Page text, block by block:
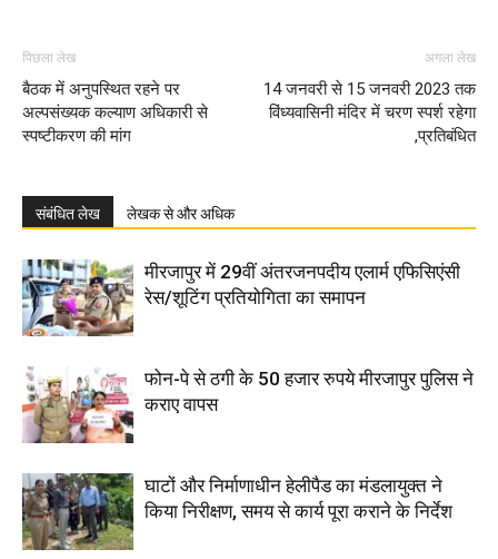
पिछला लेख
बैठक में अनुपस्थित रहने पर
अल्पसंख्यक कल्याण अधिकारी से
स्पष्टीकरण की मांग
अगला लेख
14 जनवरी से 15 जनवरी 2023 तक
विंध्यवासिनी मंदिर में चरण स्पर्श रहेगा
,प्रतिबंधित
संबंधित लेख लेखक से और अधिक
मीरजापुर में 29वीं अंतरजनपदीय एलार्म एफिसिएंसी
रेस/शूटिंग प्रतियोगिता का समापन
फोन-पे से ठगी के 50 हजार रुपये मीरजापुर पुलिस ने
कराए वापस
घाटों और निर्माणाधीन हेलीपैड का मंडलायुक्त ने
किया निरीक्षण, समय से कार्य पूरा कराने के निर्देश